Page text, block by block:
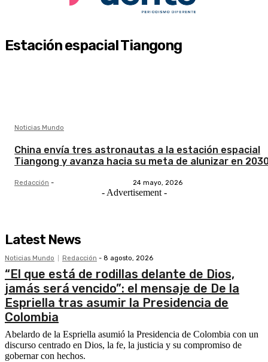
Estación espacial Tiangong
Noticias Mundo
China envía tres astronautas a la estación espacial
Tiangong y avanza hacia su meta de alunizar en
Redacción - 24 mayo, 2026
- Advertisement -
Latest News
Noticias Mundo Redacción - 8 agosto, 2026
“El que está de rodillas delante de Dios,
jamás será vencido”: el mensaje de De la
Espriella tras asumir la Presidencia de
Colombia
Abelardo de la Espriella asumió la Presidencia de Colombia con un
discurso centrado en Dios, la fe, la justicia y su compromiso de
gobernar con hechos.